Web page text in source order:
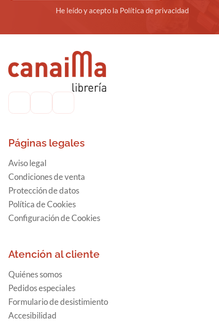
He leído y acepto la Política de privacidad
Páginas legales
Aviso legal
Condiciones de venta
Protección de datos
Política de Cookies
Configuración de Cookies
Atención al cliente
Quiénes somos
Pedidos especiales
Formulario de desistimiento
Accesibilidad